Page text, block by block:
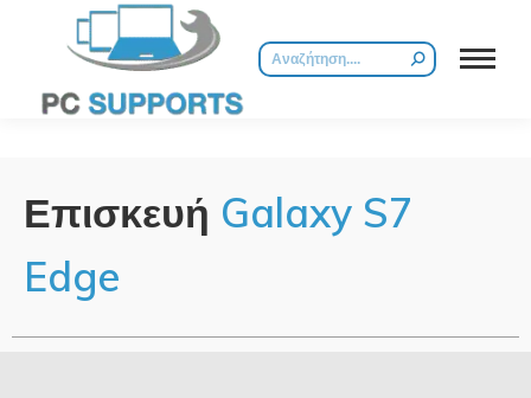
Επισκευή Galaxy S7
Edge